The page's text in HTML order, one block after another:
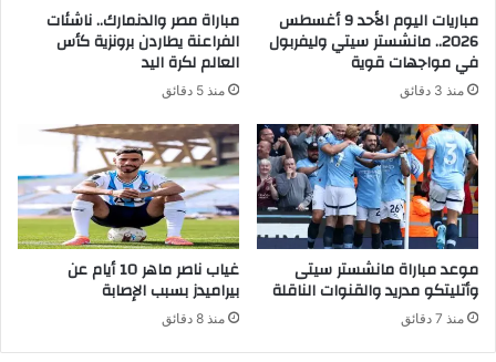
مباريات اليوم الأحد 9 أغسطس
2026.. مانشستر سيتي وليفربول
في مواجهات قوية
منذ 3 دقائق
مباراة مصر والدنمارك.. ناشئات
الفراعنة يطاردن برونزية كأس
العالم لكرة اليد
منذ 5 دقائق
موعد مباراة مانشستر سيتى
وأتليتكو مدريد والقنوات الناقلة
منذ 7 دقائق
غياب ناصر ماهر 10 أيام عن
بيراميدز بسبب الإصابة
منذ 8 دقائق